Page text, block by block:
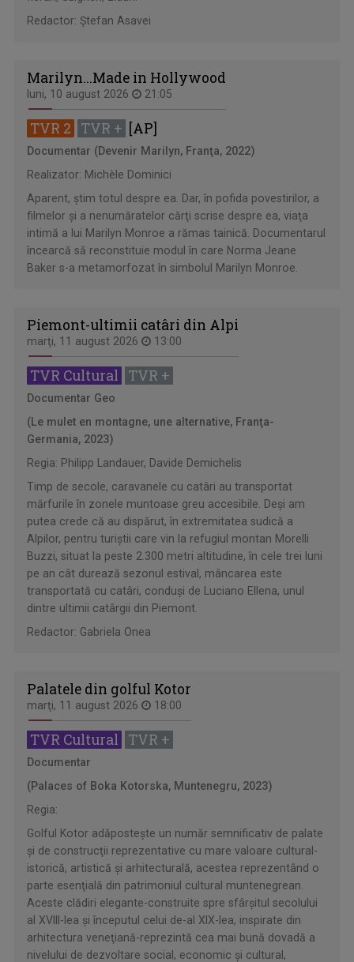
Redactor: Ştefan Asavei
Marilyn...Made in Hollywood
luni, 10 august 2026 21:05
TVR 2 TVR + [AP]
Documentar (Devenir Marilyn, Franţa, 2022)
Realizator: Michèle Dominici
Aparent, ştim totul despre ea. Dar, în pofida povestirilor, a
filmelor şi a nenumăratelor cărţi scrise despre ea, viaţa
intimă a lui Marilyn Monroe a rămas tainică. Documentarul
încearcă să reconstituie modul în care Norma Jeane
Baker s-a metamorfozat în simbolul Marilyn Monroe.
Piemont-ultimii catâri din Alpi
marţi, 11 august 2026 13:00
TVR Cultural TVR +
Documentar Geo
(Le mulet en montagne, une alternative, Franţa-
Germania, 2023)
Regia: Philipp Landauer, Davide Demichelis
Timp de secole, caravanele cu catâri au transportat
mărfurile în zonele muntoase greu accesibile. Deşi am
putea crede că au dispărut, în extremitatea sudică a
Alpilor, pentru turiştii care vin la refugiul montan Morelli
Buzzi, situat la peste 2.300 metri altitudine, în cele trei luni
pe an cât durează sezonul estival, mâncarea este
transportată cu catâri, conduşi de Luciano Ellena, unul
dintre ultimii catârgii din Piemont.
Redactor: Gabriela Onea
Palatele din golful Kotor
marţi, 11 august 2026 18:00
TVR Cultural TVR +
Documentar
(Palaces of Boka Kotorska, Muntenegru, 2023)
Regia:
Golful Kotor adăposteşte un număr semnificativ de palate
şi de construcţii reprezentative cu mare valoare cultural-
istorică, artistică şi arhitecturală, acestea reprezentând o
parte esenţială din patrimoniul cultural muntenegrean.
Aceste clădiri elegante-construite spre sfârşitul secolului
al XVIII-lea şi începutul celui de-al XIX-lea, inspirate din
arhitectura veneţiană-reprezintă cea mai bună dovadă a
nivelului de dezvoltare social, economic şi cultural,